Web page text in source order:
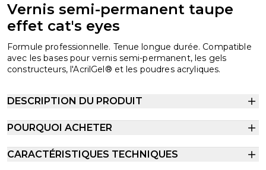
Vernis semi-permanent taupe
effet cat's eyes
Formule professionnelle. Tenue longue durée. Compatible
avec les bases pour vernis semi-permanent, les gels
constructeurs, l'AcrilGel® et les poudres acryliques.
DESCRIPTION DU PRODUIT
POURQUOI ACHETER
CARACTÉRISTIQUES TECHNIQUES